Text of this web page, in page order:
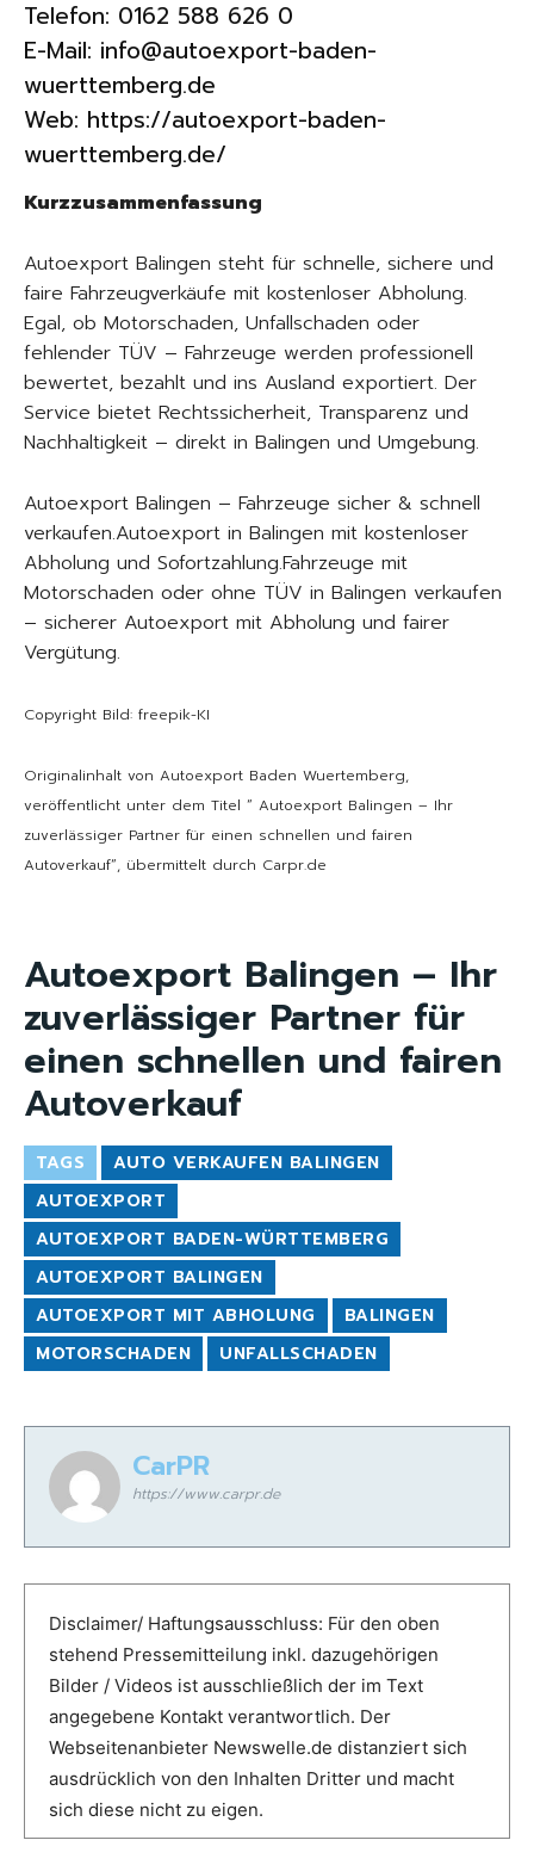
Telefon: 0162 588 626 0
E-Mail: info@autoexport-baden-
wuerttemberg.de
Web: https://autoexport-baden-
wuerttemberg.de/
Kurzzusammenfassung
Autoexport Balingen steht für schnelle, sichere und
faire Fahrzeugverkäufe mit kostenloser Abholung.
Egal, ob Motorschaden, Unfallschaden oder
fehlender TÜV – Fahrzeuge werden professionell
bewertet, bezahlt und ins Ausland exportiert. Der
Service bietet Rechtssicherheit, Transparenz und
Nachhaltigkeit – direkt in Balingen und Umgebung.
Autoexport Balingen – Fahrzeuge sicher & schnell
verkaufen.Autoexport in Balingen mit kostenloser
Abholung und Sofortzahlung.Fahrzeuge mit
Motorschaden oder ohne TÜV in Balingen verkaufen
– sicherer Autoexport mit Abholung und fairer
Vergütung.
Copyright Bild: freepik-KI
Originalinhalt von Autoexport Baden Wuertemberg,
veröffentlicht unter dem Titel “ Autoexport Balingen – Ihr
zuverlässiger Partner für einen schnellen und fairen
Autoverkauf“, übermittelt durch Carpr.de
Autoexport Balingen – Ihr
zuverlässiger Partner für
einen schnellen und fairen
Autoverkauf
TAGS
AUTO VERKAUFEN BALINGEN
AUTOEXPORT
AUTOEXPORT BADEN-WÜRTTEMBERG
AUTOEXPORT BALINGEN
AUTOEXPORT MIT ABHOLUNG
BALINGEN
MOTORSCHADEN
UNFALLSCHADEN
CarPR
https://www.carpr.de
Disclaimer/ Haftungsausschluss: Für den oben
stehend Pressemitteilung inkl. dazugehörigen
Bilder / Videos ist ausschließlich der im Text
angegebene Kontakt verantwortlich. Der
Webseitenanbieter Newswelle.de distanziert sich
ausdrücklich von den Inhalten Dritter und macht
sich diese nicht zu eigen.